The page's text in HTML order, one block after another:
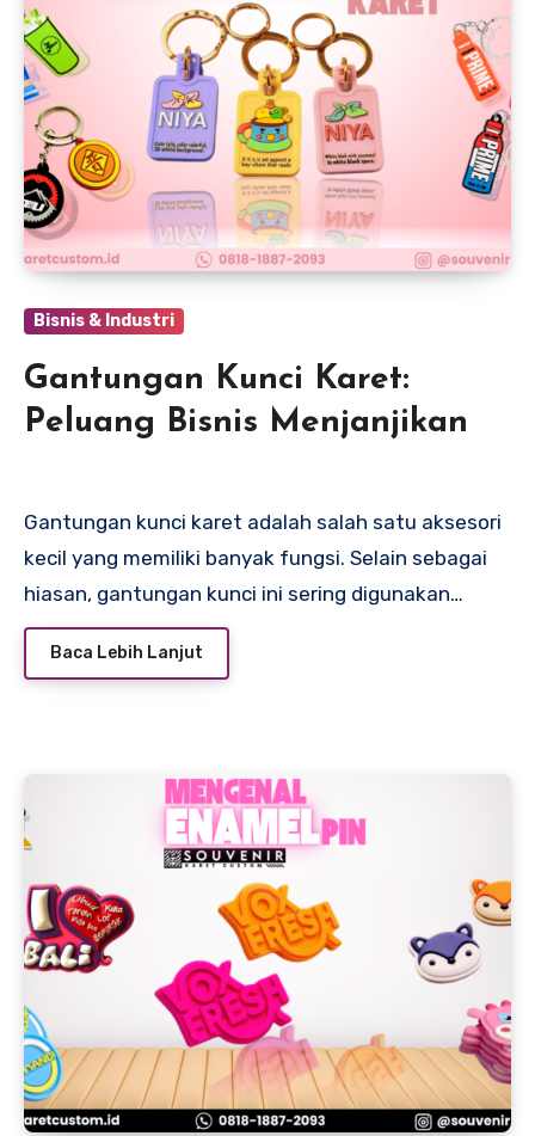
Bisnis & Industri
Gantungan Kunci Karet:
Peluang Bisnis Menjanjikan
Gantungan kunci karet adalah salah satu aksesori
kecil yang memiliki banyak fungsi. Selain sebagai
hiasan, gantungan kunci ini sering digunakan…
Baca Lebih Lanjut